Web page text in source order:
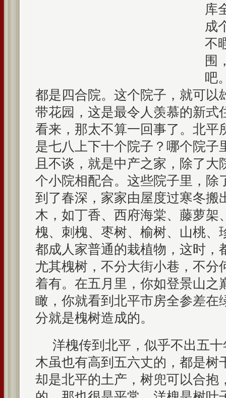
库
成
不
围
吧
都是四合院。这个院子，就可以
带花园，这是最令人羡慕的新式
看来，那太不算一回事了。北平
是七八上下十个院子？哪个院子
且不谈，就是中产之家，除了大
个小院相配合。这些院子里，除
到了春深，家家由屋度过寒冬搬
木，如丁香、西府海棠、藤萝架
槐、刺槐、枣树、榆树、山桃、
都成人家普通的栽植物，这时，
尤其槐树，不分大街小巷，不分
着有。在五月里，你如登景山之
瞰，你就看到北平市房全参差在
分就是槐树造成的。
洋槐传到北平，似乎不出五
木虽也有高到五六丈的，都是树
却是北平的土产，树兜可以合抱